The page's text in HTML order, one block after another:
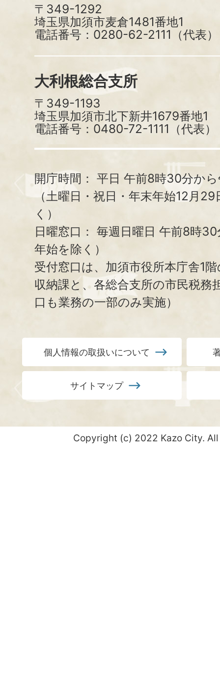
〒349-1292
埼玉県加須市麦倉1481番地1
電話番号：0280-62-2111（代表）
大利根総合支所
〒349-1193
埼玉県加須市北下新井1679番地1
電話番号：0480-72-1111（代表）
開庁時間： 平日 午前8時30分か
（土曜日・祝日・年末年始12月
く）
日曜窓口： 毎週日曜日 午前8時
年始を除く）
受付窓口は、加須市役所本庁舎1
収納課と、 各総合支所の市民税務
口も業務の一部のみ実施）
個人情報の取扱いについて
サイトマップ
Copyright (c) 2022 Kazo City.